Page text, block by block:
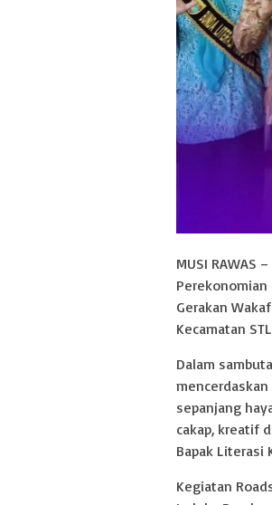
MUSI RAWAS
Perekonomian
Gerakan
Kecamatan
Dalam
sepanjang
cakap, kreatif
Bapak Literasi
Kegiatan